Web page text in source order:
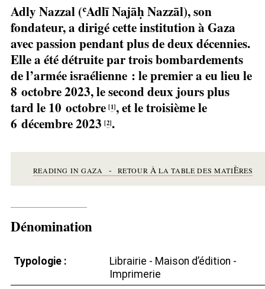
Adly Nazzal (ʿAdlī Najāḥ Nazzāl), son
fondateur, a dirigé cette institution à Gaza
avec passion pendant plus de deux décennies.
Elle a été détruite par trois bombardements
de l’armée israélienne : le premier a eu lieu le
8 octobre 2023, le second deux jours plus
tard le 10 octobre[1], et le troisième le
6 décembre 2023 [2].
READING IN GAZA - RETOUR ÀLA TABLE DES MATIÈRES
Dénomination
Typologie :
Librairie - Maison d’édition -
Imprimerie